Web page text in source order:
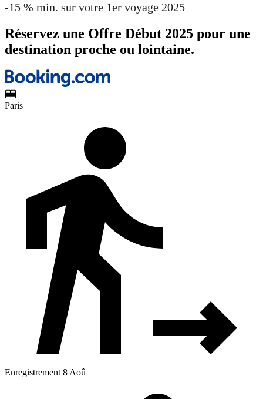
-15 % min. sur votre 1er voyage 2025
Réservez une Offre Début 2025 pour une
destination proche ou lointaine.
Paris
Enregistrement 8 Aoû